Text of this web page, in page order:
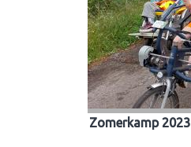
Zomerkamp 2023